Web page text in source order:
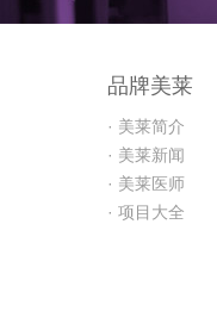
品牌美莱
· 美莱简介
· 美莱新闻
· 美莱医师
· 项目大全